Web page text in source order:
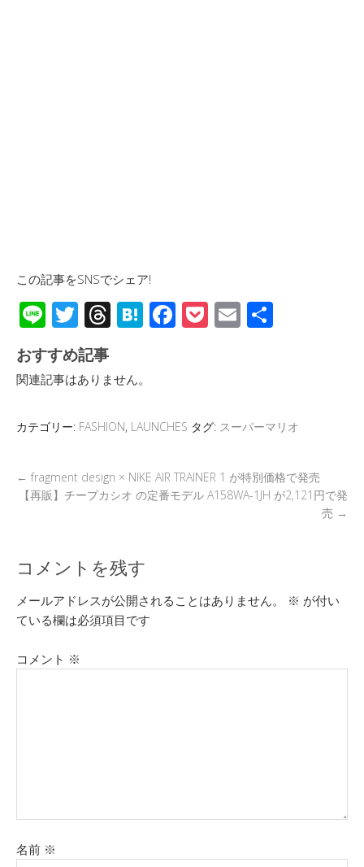
この記事をSNSでシェア!
Li
n
e
T
wi
tt
er
T
e
a
d
H
a
F
o
k
P E
おすすめ記事
関連記事はありません。
カテゴリー: FASHION, LAUNCHES タグ: スーパーマリオ
← fragment design × NIKE AIR TRAINER 1 が特別価格で発売
【再販】チープカシオ の定番モデル A158WA-1JH が2,121円で発
売 →
コメントを残す
メールアドレスが公開されることはありません。 ※ が付い
ている欄は必須項目です
コメント ※
名前 ※